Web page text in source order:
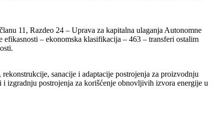
11, Razdeo 24 – Uprava za kapitalna ulaganja Autonomne
– ekonomska klasifikacija – 463 – transferi ostalim
sanacije i adaptacije postrojenja za proizvodnju
izgradnju postrojenja za korišćenje obnovljivih izvora energije u